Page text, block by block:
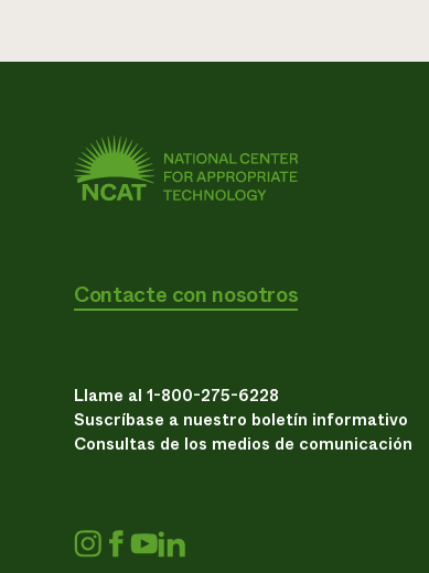
Contacte con nosotros
Llame al 1-800-275-6228
Suscríbase a nuestro boletín informativo
Consultas de los medios de comunicación